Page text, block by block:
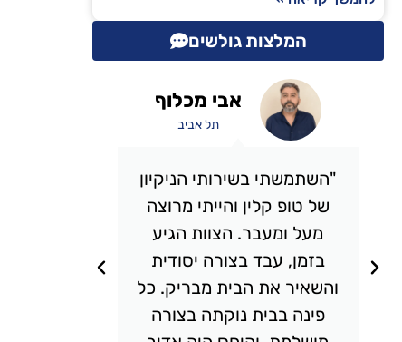
המלצות גולשים
"השתמשתי בשירותי הניקיון
של טופ קלין והייתי מרוצה
מעל ומעבר. הצוות הגיע
בזמן, עבד בצורה יסודית
והשאיר את הבית מבריק. כל
פינה בבית נוקתה בצורה
אבי מכלוף
תל אביב